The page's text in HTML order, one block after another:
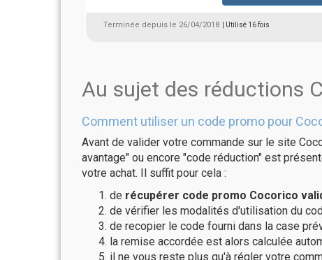
Terminée depuis le 26/04/2018 | Utilisé 16 fois
Au sujet des réductions
Comment utiliser un code promo pour
Avant de valider votre commande sur le site
avantage" ou encore "code réduction" est
votre achat. Il suffit pour cela :
de récupérer code promo Cocorico
de vérifier les modalités d'utilisation du
de recopier le code fourni dans la case
la remise accordée est alors calculée
il ne vous reste plus qu'à régler votre